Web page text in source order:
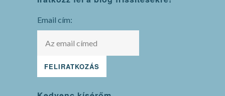
Email cím: